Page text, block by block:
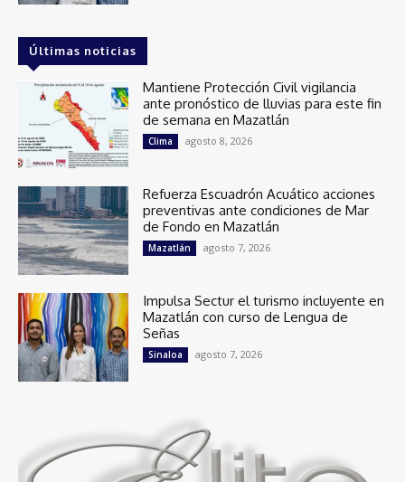
Últimas noticias
Mantiene Protección Civil vigilancia
ante pronóstico de lluvias para este fin
de semana en Mazatlán
Clima agosto 8, 2026
Refuerza Escuadrón Acuático acciones
preventivas ante condiciones de Mar
de Fondo en Mazatlán
Mazatlán agosto 7, 2026
Impulsa Sectur el turismo incluyente en
Mazatlán con curso de Lengua de
Señas
Sinaloa agosto 7, 2026